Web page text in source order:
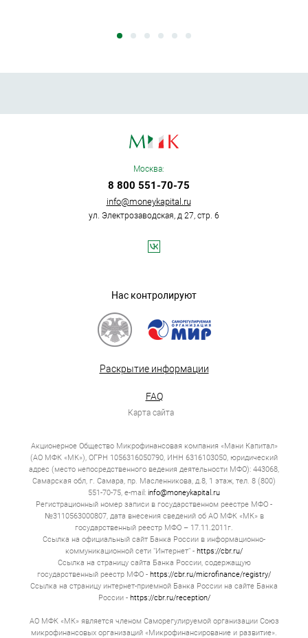
Москва:
8 800 551-70-75
info@moneykapital.ru
ул. Электрозаводская, д 27, стр. 6
Нас контролируют
Раскрытие информации
FAQ
Карта сайта
Акционерное Общество Микрофинансовая компания «Мани Капитал»
(АО МФК «МК»), ОГРН 1056316050790, ИНН 6316103050, юридический
адрес (место непосредственного ведения деятельности МФО): 443068,
Самарская обл, г. Самара, пр. Масленникова, д.8, 1 этаж, тел. 8 (800)
551-70-75, e-mail: info@moneykapital.ru
Регистрационный номер записи в государственном реестре МФО -
№3110563000807, дата внесения сведений об АО МФК «МК» в
государственный реестр МФО – 17.11.2011г.
Ссылка на официальный сайт Банка России в информационно-
коммуникационной сети "Интернет" - https://cbr.ru/
Ссылка на страницу сайта Банка России, содержащую
государственный реестр МФО - https://cbr.ru/microfinance/registry/
Ссылка на страницу интернет-приемной Банка России на сайте Банка
России - https://cbr.ru/reception/
АО МФК «МК» является членом Саморегулируемой организации Союз
микрофинансовых организаций «Микрофинансирование и развитие».